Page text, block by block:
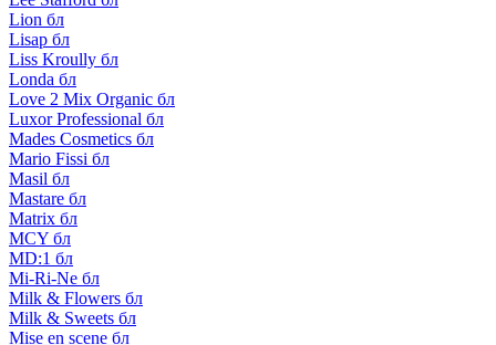
Lion бл
Lisap бл
Liss Kroully бл
Londa бл
Love 2 Mix Organic бл
Luxor Professional бл
Mades Cosmetics бл
Mario Fissi бл
Masil бл
Mastare бл
Matrix бл
MCY бл
MD:1 бл
Mi-Ri-Ne бл
Milk & Flowers бл
Milk & Sweets бл
Mise en scene бл